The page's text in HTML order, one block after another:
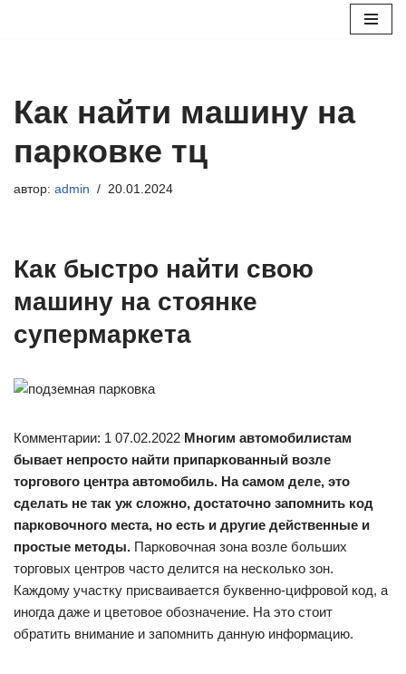
Как найти машину на
парковке тц
автор: admin 20.01.2024
Как быстро найти свою
машину на стоянке
супермаркета
Комментарии: 1 07.02.2022 Многим автомобилистам
бывает непросто найти припаркованный возле
торгового центра автомобиль. На самом деле, это
сделать не так уж сложно, достаточно запомнить код
парковочного места, но есть и другие действенные и
простые методы. Парковочная зона возле больших
торговых центров часто делится на несколько зон.
Каждому участку присваивается буквенно-цифровой код, а
иногда даже и цветовое обозначение. На это стоит
обратить внимание и запомнить данную информацию.